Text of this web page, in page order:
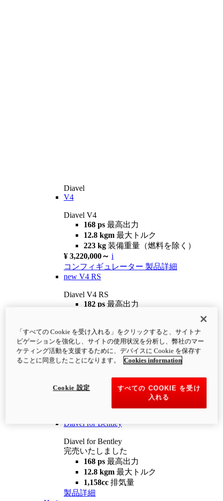
Diavel
V4
Diavel V4
168 ps 最高出力
12.8 kgm 最大トルク
223 kg 装備重量（燃料を除く）
¥ 3,220,000～ i
コンフィギュレーター 製品詳細
new V4 RS
Diavel V4 RS
182 ps 最高出力
¥4,400,000 i
コンフィギュレーター 製品詳細
newV4 RS 100
12.2 kgm
最大トルク
装備重量（燃料を除く）
Diavel for Bentley
Diavel for Bentley
完売いたしました
168 ps 最高出力
12.8 kgm 最大トルク
1,158cc 排気量
製品詳細
「すべての Cookie を受け入れる」をクリックすると、サイトナ
ビゲーションを強化し、サイトの使用状況を分析し、弊社のマー
ケティング活動を支援するために、デバイスに Cookie を保存す
ることに同意したことになります。
Cookies information
すべての COOKIE を受け
入れる
Cookie 設定